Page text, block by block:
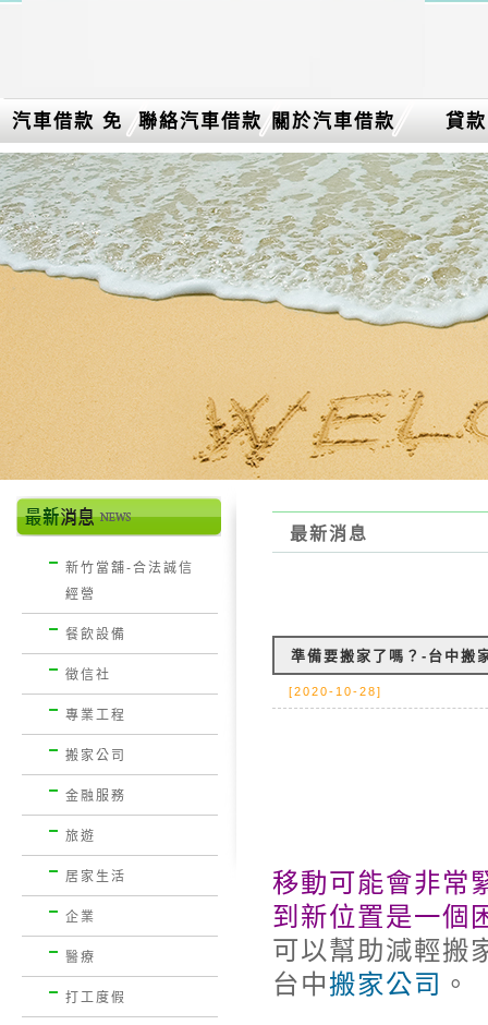
汽車借款 免
留車介紹
聯絡汽車借款 關於汽車借款 貸款
新竹當舖-合法誠信
經營
餐飲設備
徵信社
專業工程
搬家公司
金融服務
旅遊
居家生活
企業
醫療
打工度假
最新消息
準備要搬家了嗎？-台中搬
[2020-10-28]
移動可能會非常
到新位置是一個
可以幫助減輕搬
台中搬家公司 。